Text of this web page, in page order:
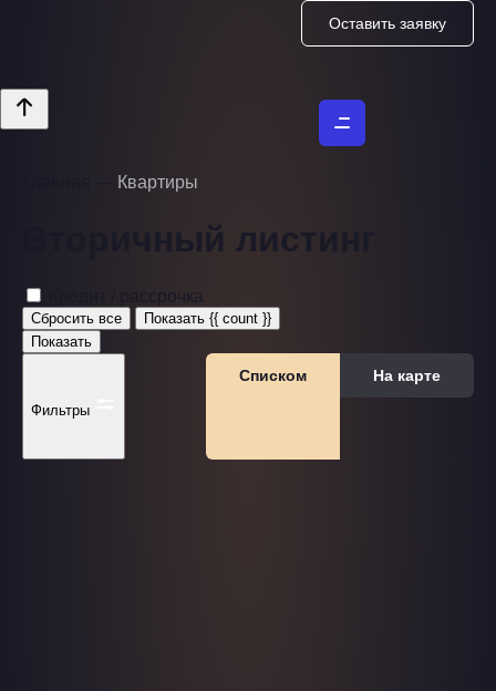
Оставить заявку
Квартиры
Вторичный листинг
Кредит / рассрочка
Сбросить все
Показать {{ count }}
Показать
Фильтры
Списком На карте